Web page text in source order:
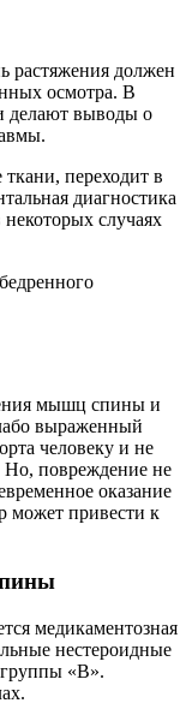
растяжения должен
осмотра. В
делают выводы о
ткани, переходит в
диагностика
случаях
мышц спины и
выраженный
человеку и не
Но, повреждение не
оказание
может привести к
медикаментозная
нестероидные
«В».